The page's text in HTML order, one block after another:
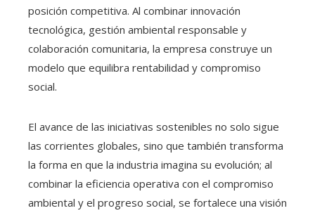
posición competitiva. Al combinar innovación
tecnológica, gestión ambiental responsable y
colaboración comunitaria, la empresa construye un
modelo que equilibra rentabilidad y compromiso
social.
El avance de las iniciativas sostenibles no solo sigue
las corrientes globales, sino que también transforma
la forma en que la industria imagina su evolución; al
combinar la eficiencia operativa con el compromiso
ambiental y el progreso social, se fortalece una visión